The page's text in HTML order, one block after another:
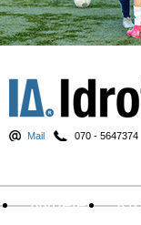
Mail 070 - 5647374
Nyheter